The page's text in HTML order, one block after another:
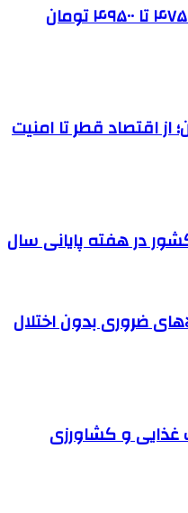
خرید تضمینی گندم بین ۴۷۵۰۰ تا ۴۹۵۰۰ تومان
از اقتصاد قطر تا امنیت
در هفته پایانی سال
ضروری بدون اختلال
و کشاورزی